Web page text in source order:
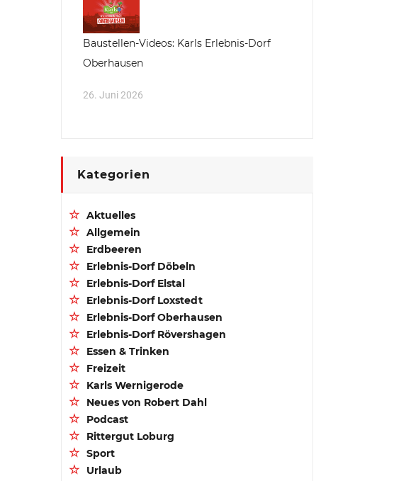
Baustellen-Videos: Karls Erlebnis-Dorf
Oberhausen
26. Juni 2026
Kategorien
Aktuelles
Allgemein
Erdbeeren
Erlebnis-Dorf Döbeln
Erlebnis-Dorf Elstal
Erlebnis-Dorf Loxstedt
Erlebnis-Dorf Oberhausen
Erlebnis-Dorf Rövershagen
Essen & Trinken
Freizeit
Karls Wernigerode
Neues von Robert Dahl
Podcast
Rittergut Loburg
Sport
Urlaub